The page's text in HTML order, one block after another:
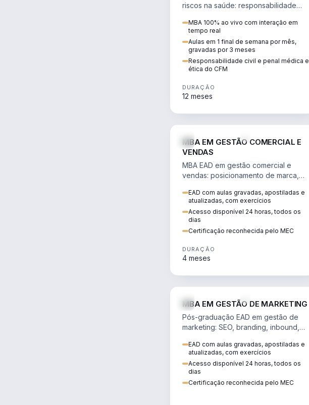
riscos na saúde: responsabilidade
judicialização e planejamento
patrimonial.
MBA 100% ao vivo com interação em
tempo real
Aulas em 1 final de semana por mês,
gravadas por 3 meses
Responsabilidade civil e penal médica e
ética do CFM
DURAÇÃO
12 meses
MBA EM GESTÃO COMERCIAL E
VENDAS
MBA EAD em gestão comercial e
vendas: posicionamento de marca,
comportamento do consumidor na
era digital.
EAD com aulas gravadas, apostiladas e
atualizadas, com exercícios
Acesso disponível 24 horas, todos os
dias
Certificação reconhecida pelo MEC
DURAÇÃO
4 meses
MBA EM GESTÃO DE MARKETING
Pós-graduação EAD em gestão de
marketing: SEO, branding, inbound,
decisões orientadas por dados.
EAD com aulas gravadas, apostiladas e
atualizadas, com exercícios
Acesso disponível 24 horas, todos os
dias
Certificação reconhecida pelo MEC